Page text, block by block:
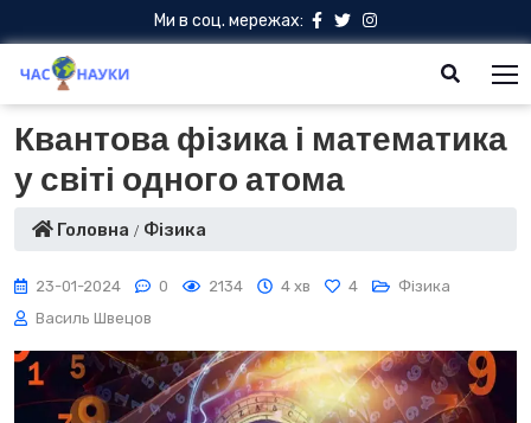
Ми в соц. мережах:
Квантова фізика і математика
у світі одного атома
Головна Фізика
23-01-2024 0 2134 4 хв 4
Фізика
Василь Швецов